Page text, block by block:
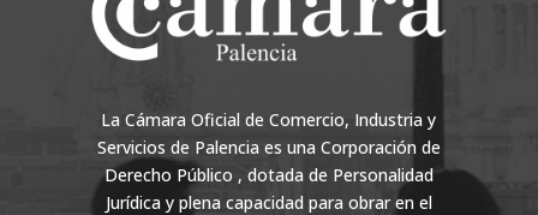
La Cámara Oficial de Comercio, Industria y
Servicios de Palencia es una Corporación de
Derecho Público , dotada de Personalidad
Jurídica y plena capacidad para obrar en el